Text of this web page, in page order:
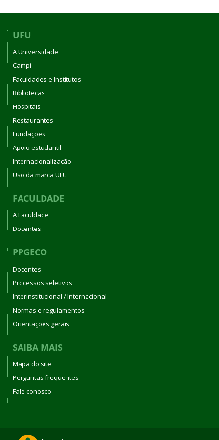
UFU
A Universidade
Campi
Faculdades e Institutos
Bibliotecas
Hospitais
Restaurantes
Fundações
Apoio estudantil
Internacionalização
Uso da marca UFU
FACULDADE
A Faculdade
Docentes
PPGECO
Docentes
Processos seletivos
Interinstitucional / Internacional
Normas e regulamentos
Orientações gerais
SAIBA MAIS
Mapa do site
Perguntas frequentes
Fale conosco